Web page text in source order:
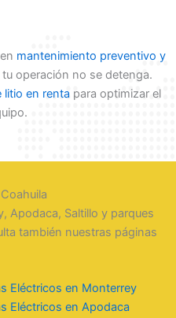
mantenimiento preventivo y
operación no se detenga.
litio en renta para optimizar el
Apodaca, Saltillo y parques
también nuestras páginas
Eléctricos en Monterrey
Eléctricos en Apodaca